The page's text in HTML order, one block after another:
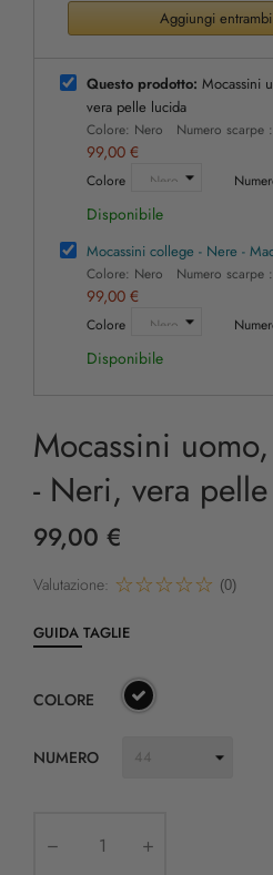
Aggiungi
Questo prodotto: Mocassini
vera pelle lucida
Colore: Nero Numero scarpe
99,00 €
Colore
Disponibile
Mocassini college - Nere -
Colore: Nero Numero scarpe
99,00 €
Colore
Disponibile
Mocassini
- Neri, vera
99,00 €
Valutazione: (0)
GUIDA TAGLIE
COLORE
NUMERO